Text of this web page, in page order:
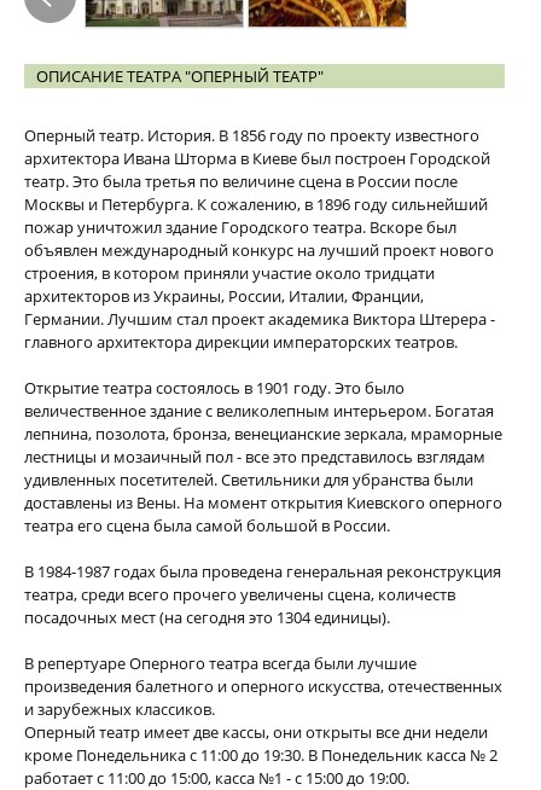
ОПИСАНИЕ ТЕАТРА "ОПЕРНЫЙ ТЕАТР"
Оперный театр. История. В 1856 году по проекту известного
архитектора Ивана Шторма в Киеве был построен Городской
театр. Это была третья по величине сцена в России после
Москвы и Петербурга. К сожалению, в 1896 году сильнейший
пожар уничтожил здание Городского театра. Вскоре был
объявлен международный конкурс на лучший проект нового
строения, в котором приняли участие около тридцати
архитекторов из Украины, России, Италии, Франции,
Германии. Лучшим стал проект академика Виктора Штерера -
главного архитектора дирекции императорских театров.
Открытие театра состоялось в 1901 году. Это было
величественное здание с великолепным интерьером. Богатая
лепнина, позолота, бронза, венецианские зеркала, мраморные
лестницы и мозаичный пол - все это представилось взглядам
удивленных посетителей. Светильники для убранства были
доставлены из Вены. На момент открытия Киевского оперного
театра его сцена была самой большой в России.
В 1984-1987 годах была проведена генеральная реконструкция
театра, среди всего прочего увеличены сцена, количеств
посадочных мест (на сегодня это 1304 единицы).
В репертуаре Оперного театра всегда были лучшие
произведения балетного и оперного искусства, отечественных
и зарубежных классиков.
Оперный театр имеет две кассы, они открыты все дни недели
кроме Понедельника с 11:00 до 19:30. В Понедельник касса № 2
работает с 11:00 до 15:00, касса №1 - с 15:00 до 19:00.